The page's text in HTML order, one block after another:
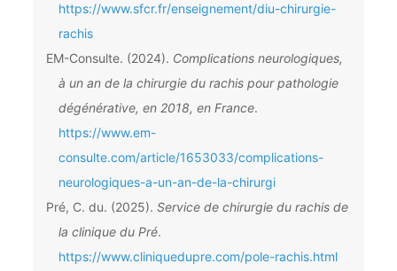
https://www.sfcr.fr/enseignement/diu-chirurgie-
rachis
EM-Consulte. (2024). Complications neurologiques,
à un an de la chirurgie du rachis pour pathologie
dégénérative, en 2018, en France.
https://www.em-
consulte.com/article/1653033/complications-
neurologiques-a-un-an-de-la-chirurgi
Pré, C. du. (2025). Service de chirurgie du rachis de
la clinique du Pré.
https://www.cliniquedupre.com/pole-rachis.html